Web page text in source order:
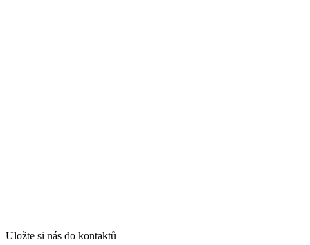
Uložte si nás do kontaktů